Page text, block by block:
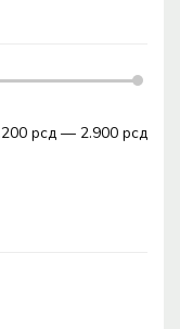
рсд — 2.900 рсд